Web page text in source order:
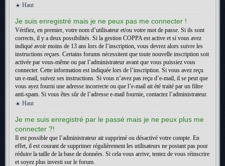
Haut
Je suis enregistré mais je ne peux pas me connecter !
Vérifiez, en premier, votre nom d’utilisateur et/ou votre mot de passe. Si ils sont
corrects, il y a deux possibilités. Si la gestion COPPA est active et si vous avez
indiqué avoir moins de 13 ans lors de l’inscription, vous devrez alors suivre les
instructions reçues. Certains forums nécessitent que toute nouvelle inscription soit
activée par vous-même ou par l’administrateur avant que vous puissiez vous
connecter. Cette information est indiquée lors de l’inscription. Si vous avez reçu
un e-mail, suivez ses instructions. Si vous n’avez pas reçu d’e-mail, il se peut que
vous ayez fourni une adresse incorrecte ou que l’e-mail ait été traité par un filtre
anti-spam. Si vous êtes sûr de l’adresse e-mail fournie, contactez l’administrateur.
Haut
Je me suis enregistré par le passé mais je ne peux plus me
connecter ?!
Il est possible que l’administrateur ait supprimé ou désactivé votre compte. En
effet, il est courant de supprimer régulièrement les utilisateurs ne postant pas pour
réduire la taille de la base de données. Si cela vous arrive, tentez de vous réinscrire
et soyez plus investi sur le forum.